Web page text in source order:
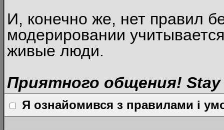
И, конечно же, нет правил
модерировании
живые люди.
Приятного общения! Stay
Я ознайомився з правилами і